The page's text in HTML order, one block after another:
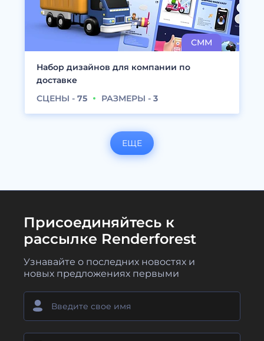
Набор дизайнов для компании по
доставке
СЦЕНЫ - 75 РАЗМЕРЫ - 3
ЕЩЕ
Присоединяйтесь к
рассылке Renderforest
Узнавайте о последних новостях и
новых предложениях первыми